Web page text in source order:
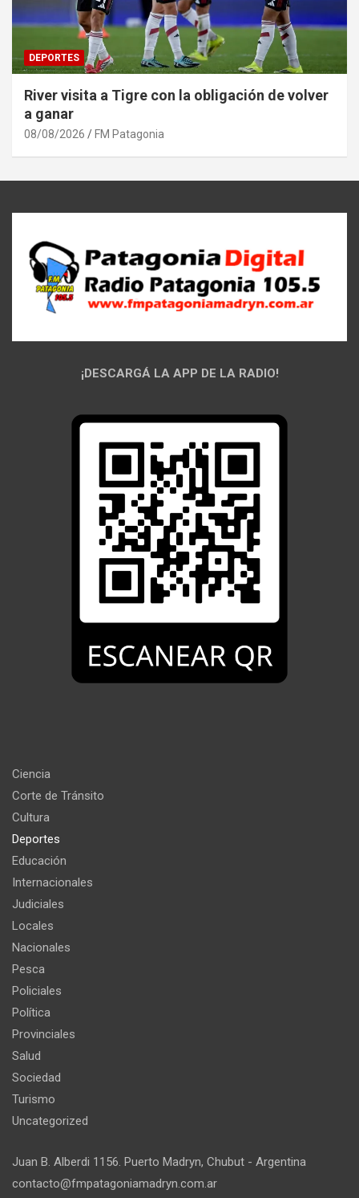
DEPORTES
River visita a Tigre con la obligación de volver
a ganar
08/08/2026 FM Patagonia
¡DESCARGÁ LA APP DE LA RADIO!
Ciencia
Corte de Tránsito
Cultura
Deportes
Educación
Internacionales
Judiciales
Locales
Nacionales
Pesca
Policiales
Política
Provinciales
Salud
Sociedad
Turismo
Uncategorized
Juan B. Alberdi 1156. Puerto Madryn, Chubut - Argentina
contacto@fmpatagoniamadryn.com.ar